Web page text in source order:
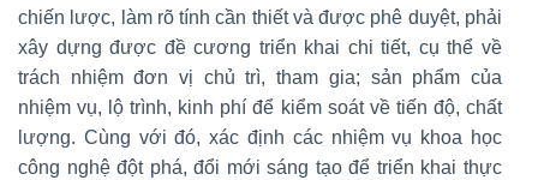
chiến lược, làm rõ tính cần thiết và được phê duyệt, phải
xây dựng được đề cương triển khai chi tiết, cụ thể về
trách nhiệm đơn vị chủ trì, tham gia; sản phẩm của
nhiệm vụ, lộ trình, kinh phí để kiểm soát về tiến độ, chất
lượng. Cùng với đó, xác định các nhiệm vụ khoa học
công nghệ đột phá, đổi mới sáng tạo để triển khai thực